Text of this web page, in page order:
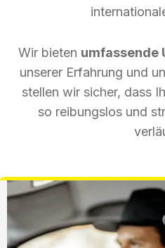
Wir bieten umfassende
unserer Erfahrung und
stellen wir sicher, dass
so reibungslos und